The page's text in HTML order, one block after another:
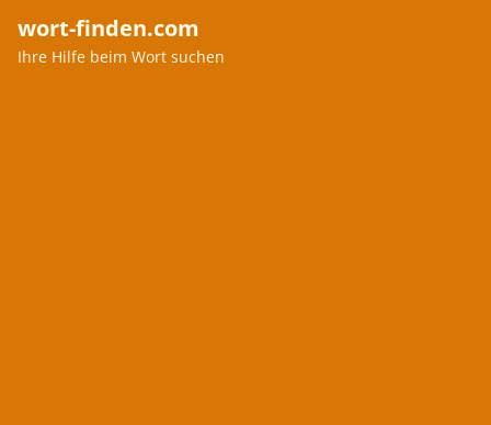
wort-finden.com
Ihre Hilfe beim Wort suchen